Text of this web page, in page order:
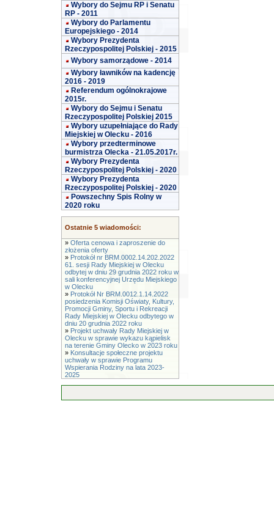
Wybory do Sejmu RP i Senatu
RP - 2011
Wybory do Parlamentu
Europejskiego - 2014
Wybory Prezydenta
Rzeczypospolitej Polskiej - 2015
Wybory samorządowe - 2014
Wybory ławników na kadencję
2016 - 2019
Referendum ogólnokrajowe
2015r.
Wybory do Sejmu i Senatu
Rzeczypospolitej Polskiej 2015
Wybory uzupełniające do Rady
Miejskiej w Olecku - 2016
Wybory przedterminowe
burmistrza Olecka - 21.05.2017r.
Wybory Prezydenta
Rzeczypospolitej Polskiej - 2020
Wybory Prezydenta
Rzeczypospolitej Polskiej - 2020
Powszechny Spis Rolny w
2020 roku
Ostatnie 5 wiadomości:
» Oferta cenowa i zaproszenie do
złożenia oferty
» Protokół nr BRM.0002.14.202.2022
61. sesji Rady Miejskiej w Olecku
odbytej w dniu 29 grudnia 2022 roku w
sali konferencyjnej Urzędu Miejskiego
w Olecku
» Protokół Nr BRM.0012.1.14.2022
posiedzenia Komisji Oświaty, Kultury,
Promocji Gminy, Sportu i Rekreacji
Rady Miejskiej w Olecku odbytego w
dniu 20 grudnia 2022 roku
» Projekt uchwały Rady Miejskiej w
Olecku w sprawie wykazu kąpielisk
na terenie Gminy Olecko w 2023 roku
» Konsultacje społeczne projektu
uchwały w sprawie Programu
Wspierania Rodziny na lata 2023-
2025